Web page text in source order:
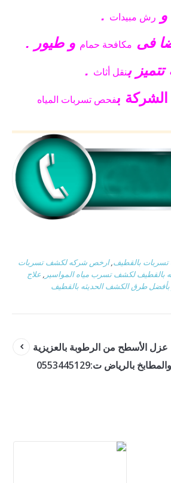
و رش مبيدات .
فى مكافحة حمام و طيور .
بنقل أثاث .
الشركة بفحص تسربات المياه
بالقطيف,ارخص شركه لكشف تسربات
بالقطيف لكشف تسرب مياه المواسير , علاج
طرق الكشف الحديثه بالقطيف
عزل الأسطح من الرطوبة بالعزيزية
بالرياض ت:0553445129